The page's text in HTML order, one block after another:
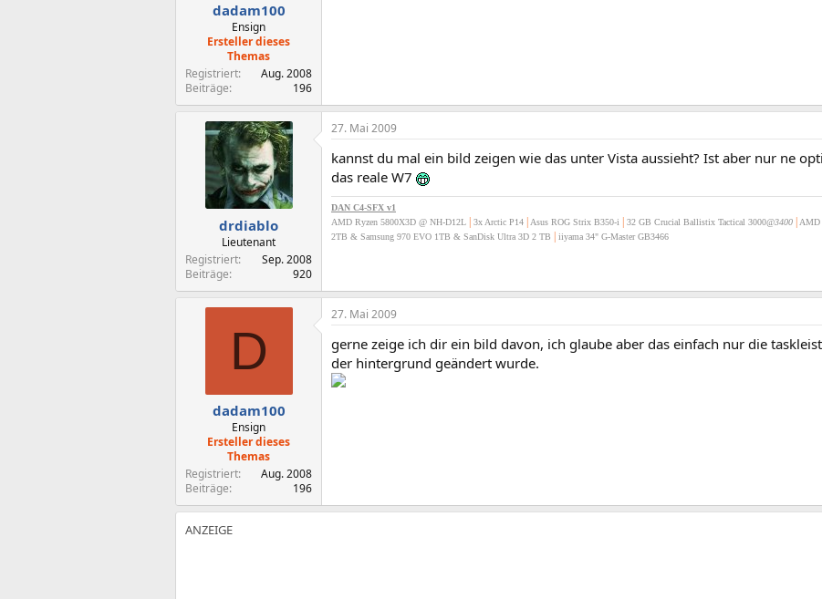
dadam100
Ensign
Ersteller dieses
Themas
Registriert
Aug. 2008
Beiträge
196
drdiablo
Lieutenant
Registriert
Sep. 2008
Beiträge
920
27. Mai 2009
kannst du mal ein bild zeigen wie das unter Vista aussieht? Ist aber nur ne
das reale W7
DAN C4-SFX v1
AMD Ryzen 5800X3D @ NH-D12L
3x Arctic P14 Asus ROG Strix B350-i 32 GB Crucial Ballistix Tactical 3000@3400 AMD
2TB & Samsung 970 EVO 1TB & SanDisk Ultra 3D 2 TB
iiyama 34" G-Master GB3466
D
dadam100
Ensign
Ersteller dieses
Themas
Registriert
Aug. 2008
Beiträge
196
27. Mai 2009
gerne zeige ich dir ein bild davon, ich glaube aber das einfach nur die
der hintergrund geändert wurde.